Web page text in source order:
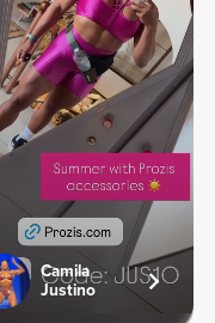
Camila
Justino